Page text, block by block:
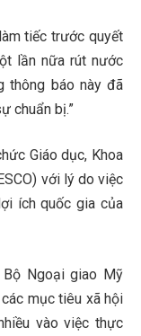
tiếc trước quyết
lần nữa rút nước
thông báo này đã
chuẩn bị.”
Giáo dục, Khoa
với lý do việc
ích quốc gia của
Ngoại giao Mỹ
mục tiêu xã hội
vào việc thực